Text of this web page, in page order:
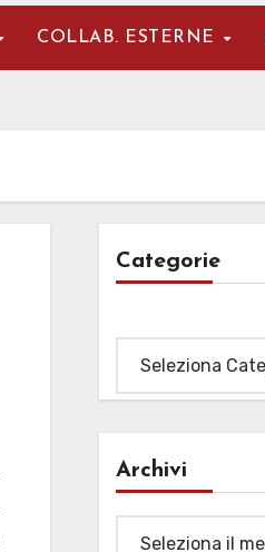
COLLAB. ESTERNE
Categorie
Archivi